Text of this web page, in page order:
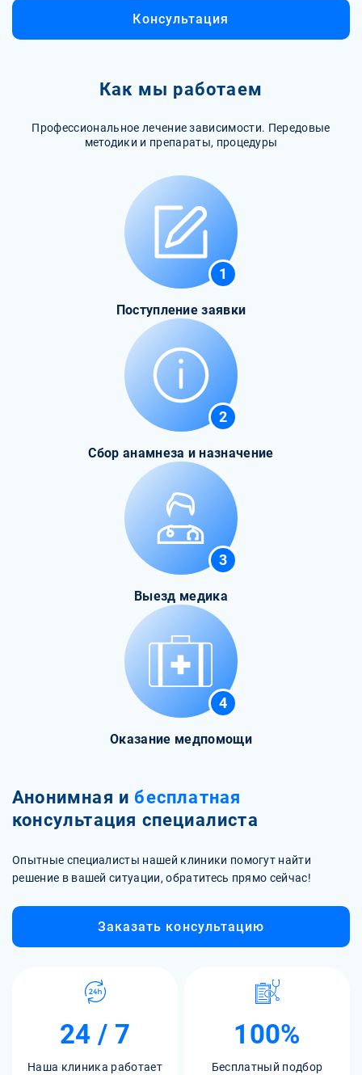
Консультация
Как мы работаем
Профессиональное лечение зависимости. Передовые
методики и препараты, процедуры
1
Поступление заявки
2
Сбор анамнеза и назначение
3
Выезд медика
4
Оказание медпомощи
Анонимная и бесплатная
консультация специалиста
Опытные специалисты нашей клиники помогут найти
решение в вашей ситуации, обратитесь прямо сейчас!
Заказать консультацию
24 / 7
Наша клиника работает
100%
Бесплатный подбор